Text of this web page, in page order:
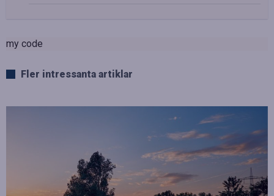
my code
Fler intressanta artiklar